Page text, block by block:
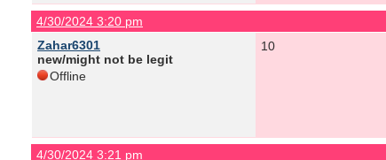
4/30/2024 3:20 pm
Zahar6301
new/might not be legit
Offline
10
4/30/2024 3:21 pm